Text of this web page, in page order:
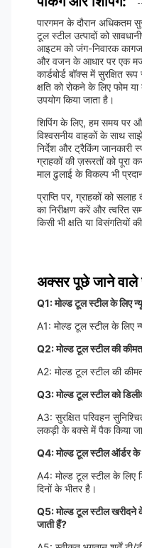
पारगमन के दौरान अधिकतम
टूल स्टील उत्पादों को
आइटम को जंग-निवारक
और वजन के आधार पर एक
कार्डबोर्ड बॉक्स में सुरक्षित
क्षति को रोकने के लिए फोम
उपयोग किया जाता है।
शिपिंग के लिए, हम समय पर
विश्वसनीय वाहकों के साथ
निर्देश और ट्रैकिंग
ग्राहकों की ज़रूरतों को पूरा
माल ढुलाई के विकल्प भी
प्राप्ति पर, ग्राहकों को
का निरीक्षण करें और त्वरित
किसी भी क्षति या विसंगतियों
अक्सर पूछे जाने वाले
Q1: मोल्ड टूल स्टील के लिए
A1: मोल्ड टूल स्टील के लिए
Q2: मोल्ड टूल स्टील की कीमत
A2: मोल्ड टूल स्टील की
Q3: मोल्ड टूल स्टील को
A3: सुरक्षित परिवहन
लकड़ी के बक्से में पैक किया
Q4: मोल्ड टूल स्टील ऑर्डर के
A4: मोल्ड टूल स्टील के लिए
दिनों के भीतर है।
Q5: मोल्ड टूल स्टील खरीदने
जाती हैं?